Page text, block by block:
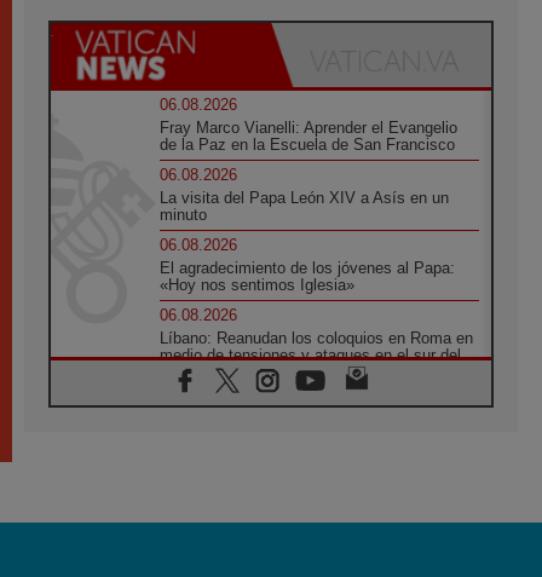
06.08.2026
Fray Marco Vianelli: Aprender el Evangelio
de la Paz en la Escuela de San Francisco
06.08.2026
La visita del Papa León XIV a Asís en un
minuto
06.08.2026
El agradecimiento de los jóvenes al Papa:
«Hoy nos sentimos Iglesia»
06.08.2026
Líbano: Reanudan los coloquios en Roma en
medio de tensiones y ataques en el sur del
país
06.08.2026